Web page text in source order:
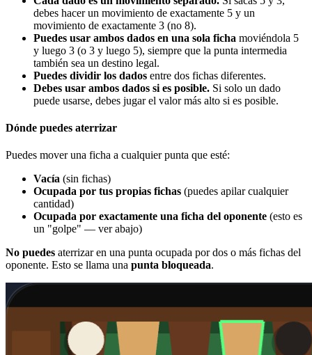
debes hacer un movimiento de exactamente 5 y un
movimiento de exactamente 3 (no 8).
Puedes usar ambos dados en una sola ficha moviéndola 5
y luego 3 (o 3 y luego 5), siempre que la punta intermedia
también sea un destino legal.
Puedes dividir los dados entre dos fichas diferentes.
Debes usar ambos dados si es posible. Si solo un dado
puede usarse, debes jugar el valor más alto si es posible.
Dónde puedes aterrizar
Puedes mover una ficha a cualquier punta que esté:
Vacía (sin fichas)
Ocupada por tus propias fichas (puedes apilar cualquier
cantidad)
Ocupada por exactamente una ficha del oponente (esto es
un "golpe" — ver abajo)
No puedes aterrizar en una punta ocupada por dos o más fichas del
oponente. Esto se llama una punta bloqueada.